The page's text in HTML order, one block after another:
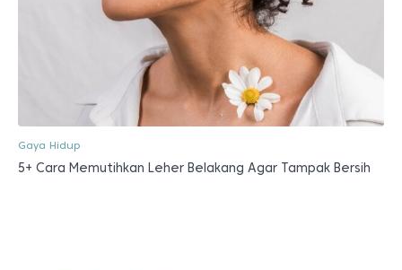
Gaya Hidup
5+ Cara Memutihkan Leher Belakang Agar Tampak Bersih